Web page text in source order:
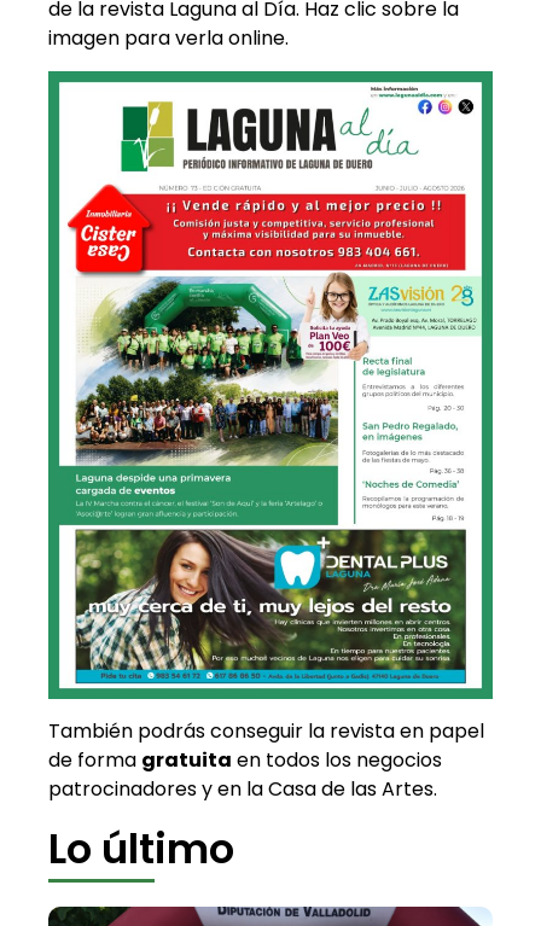
de la revista Laguna al Día. Haz clic sobre la
imagen para verla online.
También podrás conseguir la revista en papel
de forma gratuita en todos los negocios
patrocinadores y en la Casa de las Artes.
Lo último